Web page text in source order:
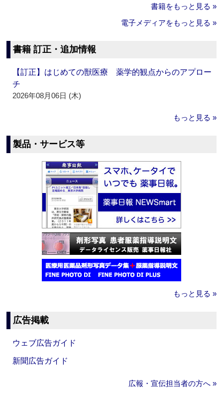
書籍をもっと見る »
電子メディアをもっと見る »
書籍 訂正・追加情報
【訂正】はじめての獣医療 薬学的観点からのアプロー
チ
2026年08月06日 (木)
もっと見る »
製品・サービス等
もっと見る »
広告掲載
ウェブ広告ガイド
新聞広告ガイド
広報・宣伝担当者の方へ »